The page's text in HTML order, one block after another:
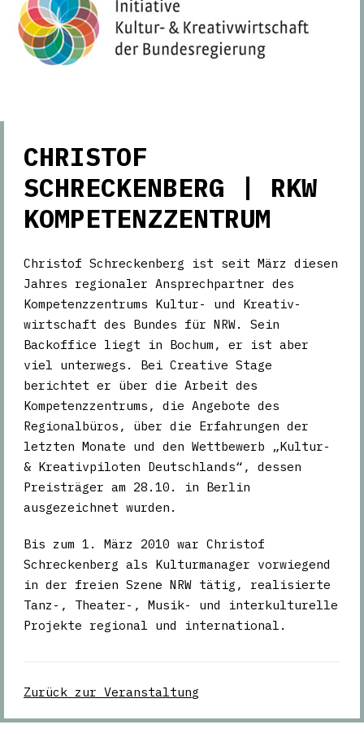
CHRISTOF
SCHRECKENBERG | RKW
KOMPETENZZENTRUM
Christof Schreckenberg ist seit März diesen
Jahres regionaler Ansprechpartner des
Kompetenzzentrums Kultur- und Kreativ-
wirtschaft des Bundes für NRW. Sein
Backoffice liegt in Bochum, er ist aber
viel unterwegs. Bei Creative Stage
berichtet er über die Arbeit des
Kompetenzzentrums, die Angebote des
Regionalbüros, über die Erfahrungen der
letzten Monate und den Wettbewerb „Kultur-
& Kreativpiloten Deutschlands“, dessen
Preisträger am 28.10. in Berlin
ausgezeichnet wurden.
Bis zum 1. März 2010 war Christof
Schreckenberg als Kulturmanager vorwiegend
in der freien Szene NRW tätig, realisierte
Tanz-, Theater-, Musik- und interkulturelle
Projekte regional und international.
Zurück zur Veranstaltung